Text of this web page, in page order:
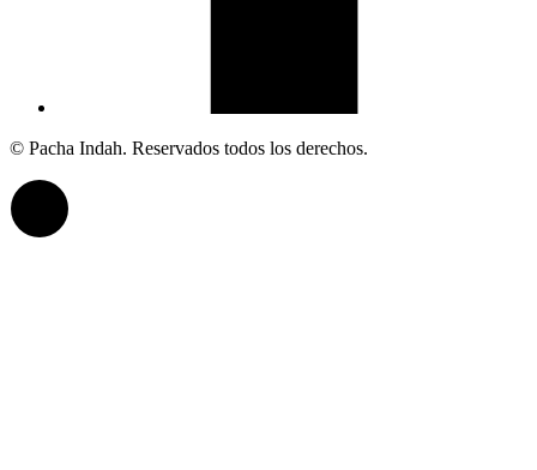
© Pacha Indah. Reservados todos los derechos.